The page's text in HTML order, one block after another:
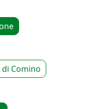
di Comino